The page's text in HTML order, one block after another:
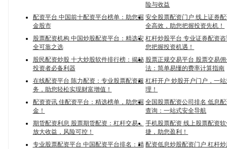
险与收益
配资平台 中国前十配资平台榜单：助您掘
金股市
安全股票配资门户 线上证券
全高效，助您把握投资先机！
股票配资机构 中国炒股配资平台：精选安
全可靠之选
杠杆炒股平台 专业证券配资
您把握投资机遇！
股民配资炒股 十大炒股软件排行榜：揭秘
投资者必备利器
股票正规交易平台 股票交易
法：简单易懂的费率计算指南
在线配资平台 陈力配资：专业股票配资服
务，助您轻松实现财富增值！
杠杆开户 炒股开户门户，一
理！
配资资讯 佳配资平台：精选榜单，助您掘
金！
全国股票配资公司排名 低息
查询：一站式安全导航
期货配资利息 股票期货配资：杠杆交易，
放大收益，风险可控！
手机股票配资 线上股票配资
捷，助您盈利！
专业股票配资平台 中国配资平台排名：精 配资低息炒股配资门户 杠杆